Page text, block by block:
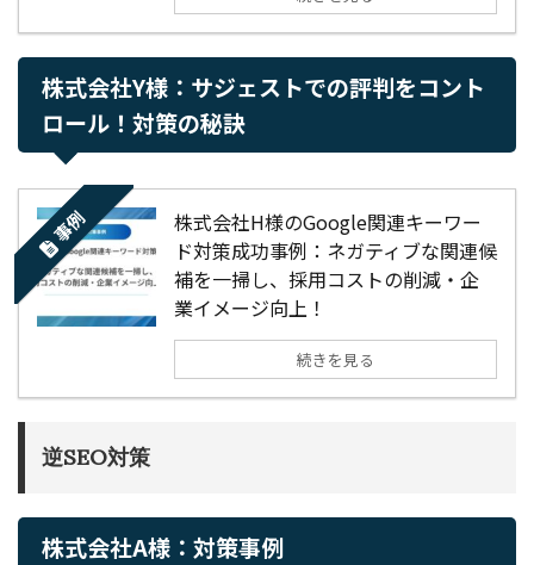
株式会社Y様：サジェストでの評判をコント
ロール！対策の秘訣
事例
株式会社H様のGoogle関連キーワー
ド対策成功事例：ネガティブな関連候
補を一掃し、採用コストの削減・企
業イメージ向上！
続きを見る
逆SEO対策
株式会社A様：対策事例